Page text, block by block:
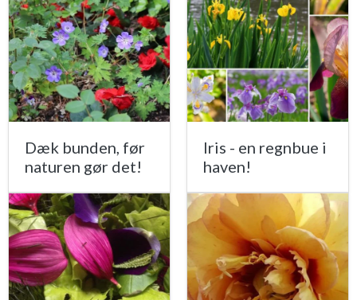
Dæk bunden, før
naturen gør det!
Iris - en regnbue i
haven!